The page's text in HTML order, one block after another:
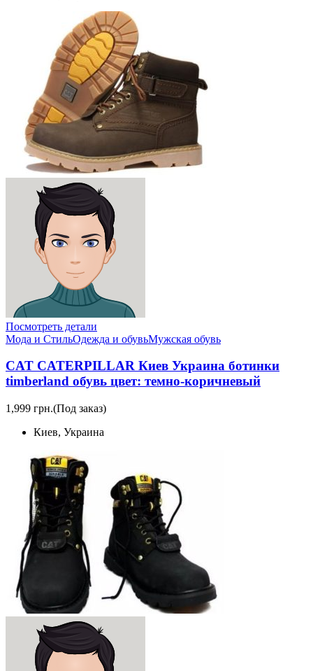
Посмотреть детали
Мода и СтильОдежда и обувьМужская обувь
CAT CATERPILLAR Киев Украина ботинки
timberland обувь цвет: темно-коричневый
1,999 грн.(Под заказ)
Киев, Украина